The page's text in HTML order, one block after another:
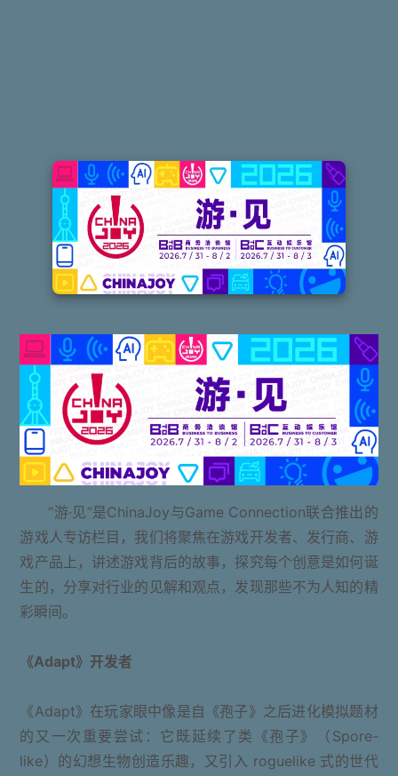
“游·见”是ChinaJoy与Game Connection联合推出的
游戏人专访栏目，我们将聚焦在游戏开发者、发行商、游
戏产品上，讲述游戏背后的故事，探究每个创意是如何诞
生的，分享对行业的见解和观点，发现那些不为人知的精
彩瞬间。
《Adapt》开发者
《Adapt》在玩家眼中像是自《孢子》之后进化模拟题材
的又一次重要尝试：它既延续了类《孢子》（Spore-
like）的幻想生物创造乐趣，又引入 roguelike 式的世代